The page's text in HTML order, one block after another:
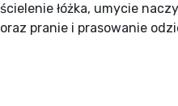
ścielenie łóżka, umycie
oraz pranie i prasowanie